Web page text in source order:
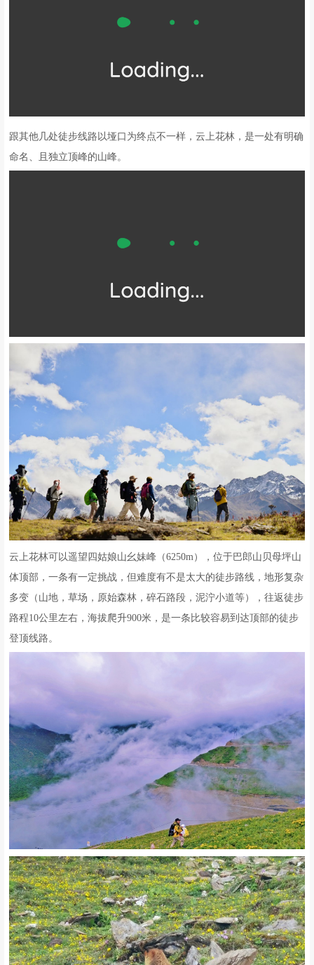
跟其他几处徒步线路以垭口为终点不一样，云上花林，是一处有明确
命名、且独立顶峰的山峰。
云上花林可以遥望四姑娘山幺妹峰（6250m），位于巴郎山贝母坪山
体顶部，一条有一定挑战，但难度有不是太大的徒步路线，地形复杂
多变（山地，草场，原始森林，碎石路段，泥泞小道等），往返徒步
路程10公里左右，海拔爬升900米，是一条比较容易到达顶部的徒步
登顶线路。